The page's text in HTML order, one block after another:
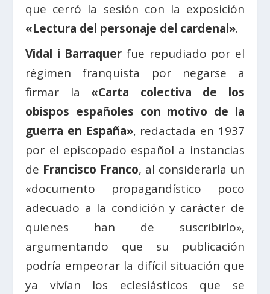
que cerró la sesión con la exposición
«Lectura del personaje del cardenal».
Vidal i Barraquer fue repudiado por el
régimen franquista por negarse a
firmar la «Carta colectiva de los
obispos españoles con motivo de la
guerra en España», redactada en 1937
por el episcopado español a instancias
de Francisco Franco, al considerarla un
«documento propagandístico poco
adecuado a la condición y carácter de
quienes han de suscribirlo»,
argumentando que su publicación
podría empeorar la difícil situación que
ya vivían los eclesiásticos que se